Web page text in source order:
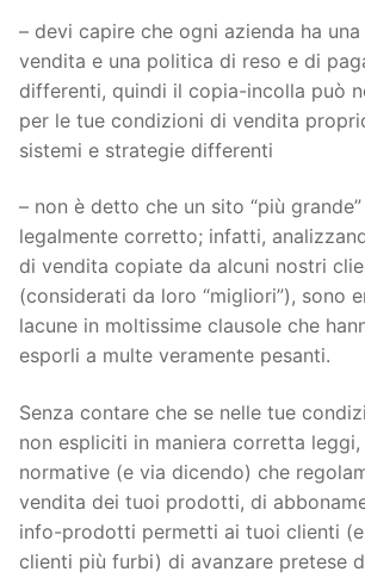
– devi capire che ogni azienda ha
vendita e una politica di reso e di
differenti, quindi il copia-incolla può
per le tue condizioni di vendita
sistemi e strategie differenti
– non è detto che un sito “più
legalmente corretto; infatti,
di vendita copiate da alcuni nostri
(considerati da loro “migliori”), sono
lacune in moltissime clausole che
esporli a multe veramente pesanti.
Senza contare che se nelle tue
non espliciti in maniera corretta
normative (e via dicendo) che
vendita dei tuoi prodotti, di
info-prodotti permetti ai tuoi clienti
clienti più furbi) di avanzare pretese